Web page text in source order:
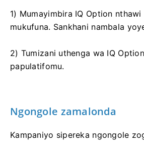
1) Mumayimbira IQ Option
mukufuna. Sankhani nambala
2) Tumizani uthenga wa IQ
papulatifomu.
Ngongole zamalonda
Kampaniyo sipereka ngongole